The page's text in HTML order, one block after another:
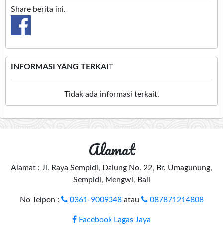
Share berita ini.
INFORMASI YANG TERKAIT
Tidak ada informasi terkait.
Alamat
Alamat : Jl. Raya Sempidi, Dalung No. 22, Br. Umagunung,
Sempidi, Mengwi, Bali
No Telpon : 0361-9009348atau 087871214808
Facebook Lagas Jaya